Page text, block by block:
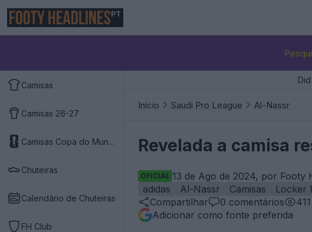
PT
Camisas
Camisas 26-27
Camisas Copa do Mundo 2026
Chuteiras
Calendário de Chuteiras
FH Club
Início Saudi Pro League Al-Nassr
Revelada a camisa
OFICIAL 13 de Ago de 2024, por Footy
adidas
Al-Nassr Camisas Locker
Compartilhar
0 comentários 411
Adicionar como fonte preferida